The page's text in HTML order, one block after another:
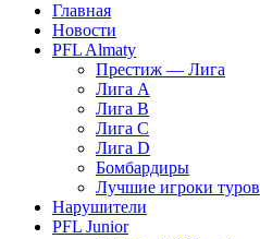
Главная
Новости
PFL Almaty
Престиж — Лига
Лига A
Лига B
Лига C
Лига D
Бомбардиры
Лучшие игроки туров
Нарушители
PFL Junior